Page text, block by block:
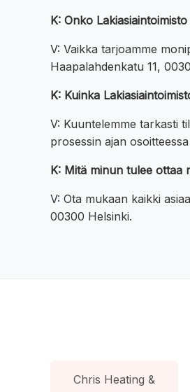
K: Onko
V: Vaikka tarjoamme
Haapalahdenkatu 11,
K: Kuinka
V: Kuuntelemme tarkasti
prosessin ajan
K: Mitä minun tulee ottaa
V: Ota mukaan kaikki
00300 Helsinki.
Chris Heating &